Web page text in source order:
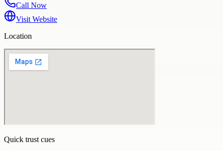
Call Now
Visit Website
Location
Quick trust cues